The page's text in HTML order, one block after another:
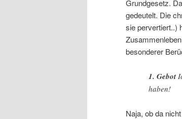
Grundgesetz.
gedeutelt. Die
sie pervertiert..)
besonderer
1. Gebot
haben!
Naja, ob da